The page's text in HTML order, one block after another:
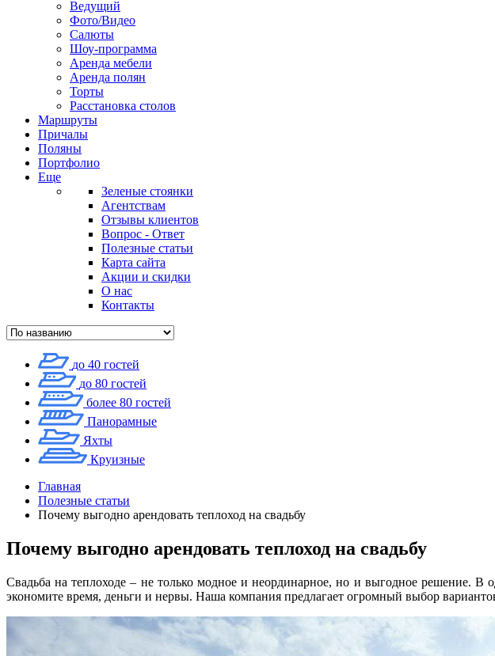
Ведущий
Фото/Видео
Салюты
Шоу-программа
Аренда мебели
Аренда полян
Торты
Расстановка столов
Маршруты
Причалы
Поляны
Портфолио
Еще
Зеленые стоянки
Агентствам
Отзывы клиентов
Вопрос - Ответ
Полезные статьи
Карта сайта
Акции и скидки
О нас
Контакты
до 40 гостей
до 80 гостей
более 80 гостей
Панорамные
Яхты
Круизные
Главная
Полезные статьи
Почему выгодно арендовать теплоход на свадьбу
Почему выгодно арендовать теплоход на свадьбу
Свадьба на теплоходе – не только модное и неординарное, но и выгодное решение.
экономите время, деньги и нервы. Наша компания предлагает огромный выбор